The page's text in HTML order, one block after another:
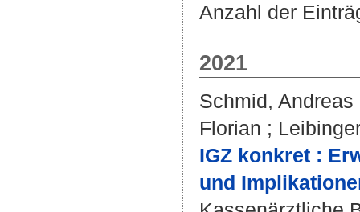
Anzahl der
2021
Schmid, Andreas
Florian ;
IGZ konkret :
und